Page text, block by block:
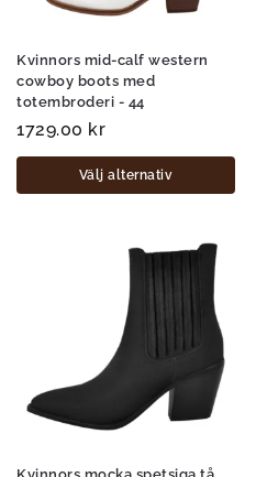
Kvinnors mid-calf western
cowboy boots med
totembroderi - 44
1729.00 kr
Välj alternativ